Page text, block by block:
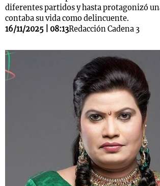
diferentes partidos y hasta protagonizó
contaba su vida como delincuente.
16/11/2025 | 08:13Redacción Cadena 3
Notas
La